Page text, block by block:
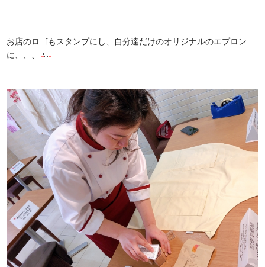
お店のロゴもスタンプにし、自分達だけのオリジナルのエプロン
に、、、